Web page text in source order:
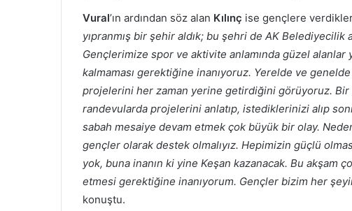
Vural’ın ardından söz alan Kılınç ise gençlere
yıpranmış bir şehir aldık; bu şehri de AK Belediyecilik
Gençlerimize spor ve aktivite anlamında güzel alanlar
kalmaması gerektiğine inanıyoruz. Yerelde ve genelde
projelerini her zaman yerine getirdiğini görüyoruz. Bir
randevularda projelerini anlatıp, istediklerinizi alıp
sabah mesaiye devam etmek çok büyük bir olay.
gençler olarak destek olmalıyız. Hepimizin güçlü
yok, buna inanın ki yine Keşan kazanacak. Bu akşam
etmesi gerektiğine inanıyorum. Gençler bizim her
konuştu.